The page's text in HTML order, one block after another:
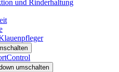
und Rinderhaltung
umschalten